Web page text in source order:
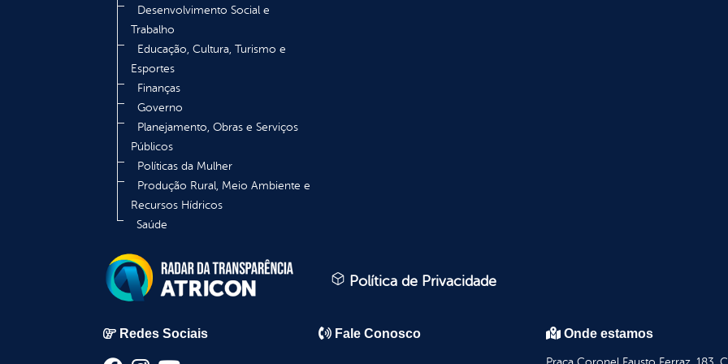
Desenvolvimento Social e
Trabalho
Educação, Cultura, Turismo e
Esportes
Finanças
Governo
Planejamento, Obras e Serviços
Públicos
Políticas da Mulher
Produção Rural, Meio Ambiente e
Recursos Hídricos
Saúde
Política de Privacidade
Redes Sociais Fale Conosco Onde estamos